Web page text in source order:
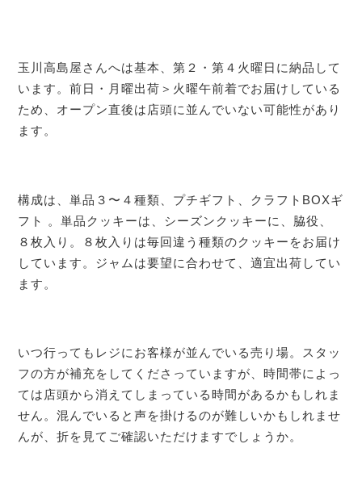
玉川高島屋さんへは基本、第２・第４火曜日に納品して
います。前日・月曜出荷＞火曜午前着でお届けしている
ため、オープン直後は店頭に並んでいない可能性があり
ます。
構成は、単品３〜４種類、プチギフト、クラフトBOXギ
フト 。単品クッキーは、シーズンクッキーに、脇役、
８枚入り。８枚入りは毎回違う種類のクッキーをお届け
しています。ジャムは要望に合わせて、適宜出荷してい
ます。
いつ行ってもレジにお客様が並んでいる売り場。スタッ
フの方が補充をしてくださっていますが、時間帯によっ
ては店頭から消えてしまっている時間があるかもしれま
せん。混んでいると声を掛けるのが難しいかもしれませ
んが、折を見てご確認いただけますでしょうか。